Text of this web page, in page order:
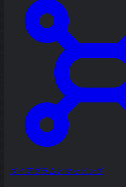
ダイアグラムとマッピング